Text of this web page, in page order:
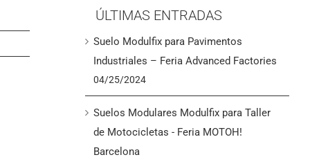
ÚLTIMAS ENTRADAS
Suelo Modulfix para Pavimentos
Industriales – Feria Advanced Factories
04/25/2024
Suelos Modulares Modulfix para Taller
de Motocicletas - Feria MOTOH!
Barcelona